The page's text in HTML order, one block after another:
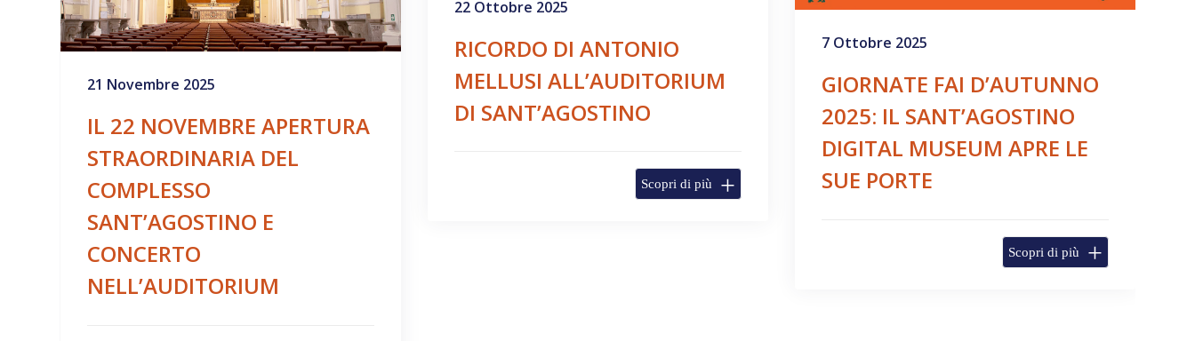
21 Novembre 2025
IL 22 NOVEMBRE APERTURA
STRAORDINARIA DEL
COMPLESSO
SANT’AGOSTINO E
CONCERTO
NELL’AUDITORIUM
22 Ottobre 2025
RICORDO DI ANTONIO
MELLUSI ALL’AUDITORIUM
DI SANT’AGOSTINO
Scopri di più
7 Ottobre 2025
GIORNATE FAI D’AUTUNNO
2025: IL SANT’AGOSTINO
DIGITAL MUSEUM APRE LE
SUE PORTE
Scopri di più